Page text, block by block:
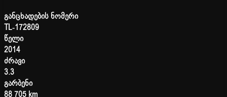
განცხადების ნომერი
TL-172809
წელი
2014
ძრავი
3.3
გარბენი
88 705 km